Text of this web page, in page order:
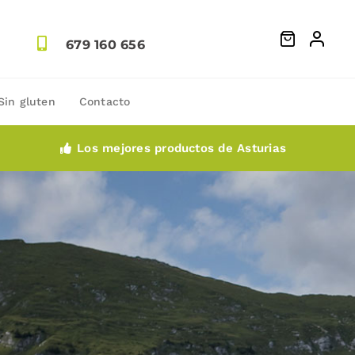
679 160 656
gluten Contacto
Los mejores productos de Asturias